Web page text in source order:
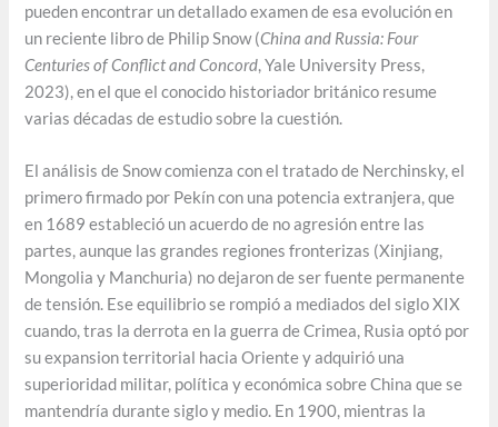
pueden encontrar un detallado examen de esa evolución en
un reciente libro de Philip Snow (China and Russia: Four
Centuries of Conflict and Concord, Yale University Press,
2023), en el que el conocido historiador británico resume
varias décadas de estudio sobre la cuestión.
El análisis de Snow comienza con el tratado de Nerchinsky, el
primero firmado por Pekín con una potencia extranjera, que
en 1689 estableció un acuerdo de no agresión entre las
partes, aunque las grandes regiones fronterizas (Xinjiang,
Mongolia y Manchuria) no dejaron de ser fuente permanente
de tensión. Ese equilibrio se rompió a mediados del siglo XIX
cuando, tras la derrota en la guerra de Crimea, Rusia optó por
su expansion territorial hacia Oriente y adquirió una
superioridad militar, política y económica sobre China que se
mantendría durante siglo y medio. En 1900, mientras la